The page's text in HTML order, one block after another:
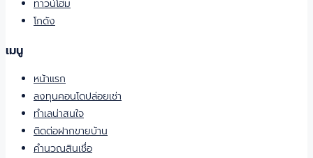
ทาวน์โฮม
โกดัง
เมนู
หน้าแรก
ลงทุนคอนโดปล่อยเช่า
ทำเลน่าสนใจ
ติดต่อฝากขายบ้าน
คำนวณสินเชื่อ